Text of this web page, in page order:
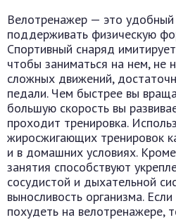
Велотренажер — это
поддерживать физическую
Спортивный снаряд
чтобы заниматься на нем, не
сложных движений,
педали. Чем быстрее вы
большую скорость вы
проходит тренировка.
жиросжигающих тренировок
и в домашних условиях.
занятия способствуют
сосудистой и дыхательной
выносливость организма.
похудеть на велотренажере,